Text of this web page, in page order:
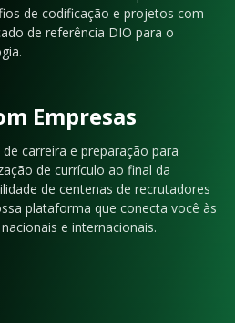
de codificação e projetos com
de referência DIO para o
Empresas
carreira e preparação para
de currículo ao final da
de centenas de recrutadores
plataforma que conecta você às
e internacionais.